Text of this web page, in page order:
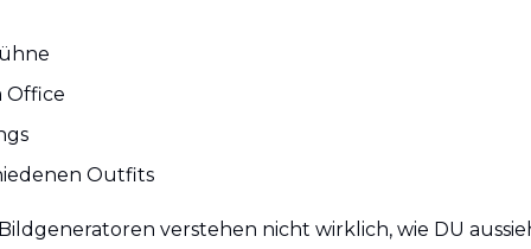
Office
Outfits
verstehen nicht wirklich, wie DU